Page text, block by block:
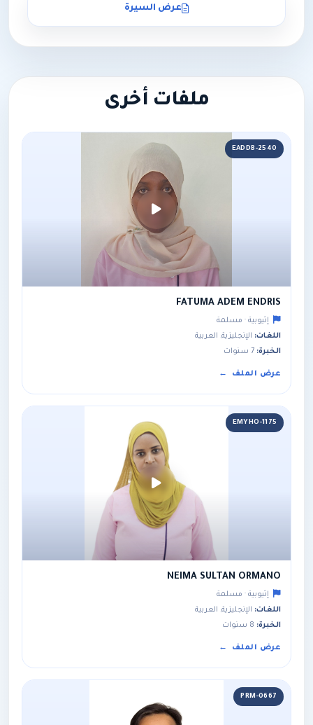
عرض السيرة
ملفات أخرى
EADDB-2540
FATUMA ADEM ENDRIS
إثيوبية · مسلمة
اللغات: الإنجليزية, العربية
الخبرة:
عرض الملف
EMYHO-1175
NEIMA SULTAN ORMANO
إثيوبية · مسلمة
اللغات: الإنجليزية, العربية
الخبرة:
عرض الملف
PRM-0667